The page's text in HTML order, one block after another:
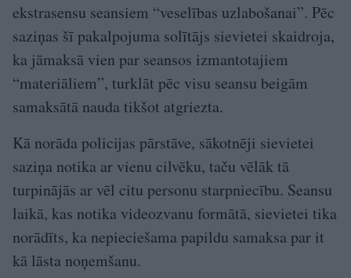
ekstrasensu seansiem “veselības uzlabošanai”. Pēc
saziņas šī pakalpojuma solītājs sievietei skaidroja,
ka jāmaksā vien par seansos izmantotajiem
“materiāliem”, turklāt pēc visu seansu beigām
samaksātā nauda tikšot atgriezta.
Kā norāda policijas pārstāve, sākotnēji sievietei
saziņa notika ar vienu cilvēku, taču vēlāk tā
turpinājās ar vēl citu personu starpniecību. Seansu
laikā, kas notika videozvanu formātā, sievietei tika
norādīts, ka nepieciešama papildu samaksa par it
kā lāsta noņemšanu.